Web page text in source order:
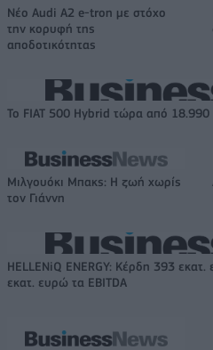
Νέο Audi A2 e-tron με στόχο
την κορυφή της
αποδοτικότητας
Το FIAT 500 Hybrid τώρα από
Μιλγουόκι Μπακς: Η ζωή χωρίς
τον Γιάννη
HELLENiQ ENERGY: Κέρδη 393
εκατ. ευρώ τα EBITDA